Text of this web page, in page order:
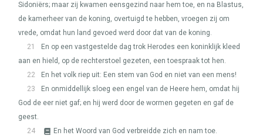
Sidoniërs; maar zij kwamen eensgezind naar hem toe, en na Blastus,
de kamerheer van de koning, overtuigd te hebben, vroegen zij om
vrede, omdat hun land gevoed werd door dat van de koning.
21
En op een vastgestelde dag trok Herodes een koninklijk kleed
aan en hield, op de rechterstoel gezeten, een toespraak tot hen.
22
En het volk riep uit: Een stem van God en niet van een mens!
23
En onmiddellijk sloeg een engel van de Heere hem, omdat hij
God de eer niet gaf; en hij werd door de wormen gegeten en gaf de
geest.
24
En het Woord van God verbreidde zich en nam toe.